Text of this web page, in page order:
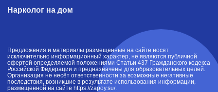
Нарколог на дом
Предложения и материалы размещенные на сайте носят
исключительно информационный характер, не являются публичной
офертой определяемой положениями Статьи 437 Гражданского кодекса
Российской Федерации и предназначены для образовательных целей.
Организация не несёт ответственности за возможные негативные
последствия, возникшие в результате использования информации,
размещенной на сайте https://zapoy.su/.